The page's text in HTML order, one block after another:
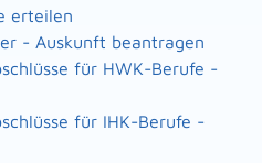
erteilen
- Auskunft beantragen
für HWK-Berufe -
für IHK-Berufe -